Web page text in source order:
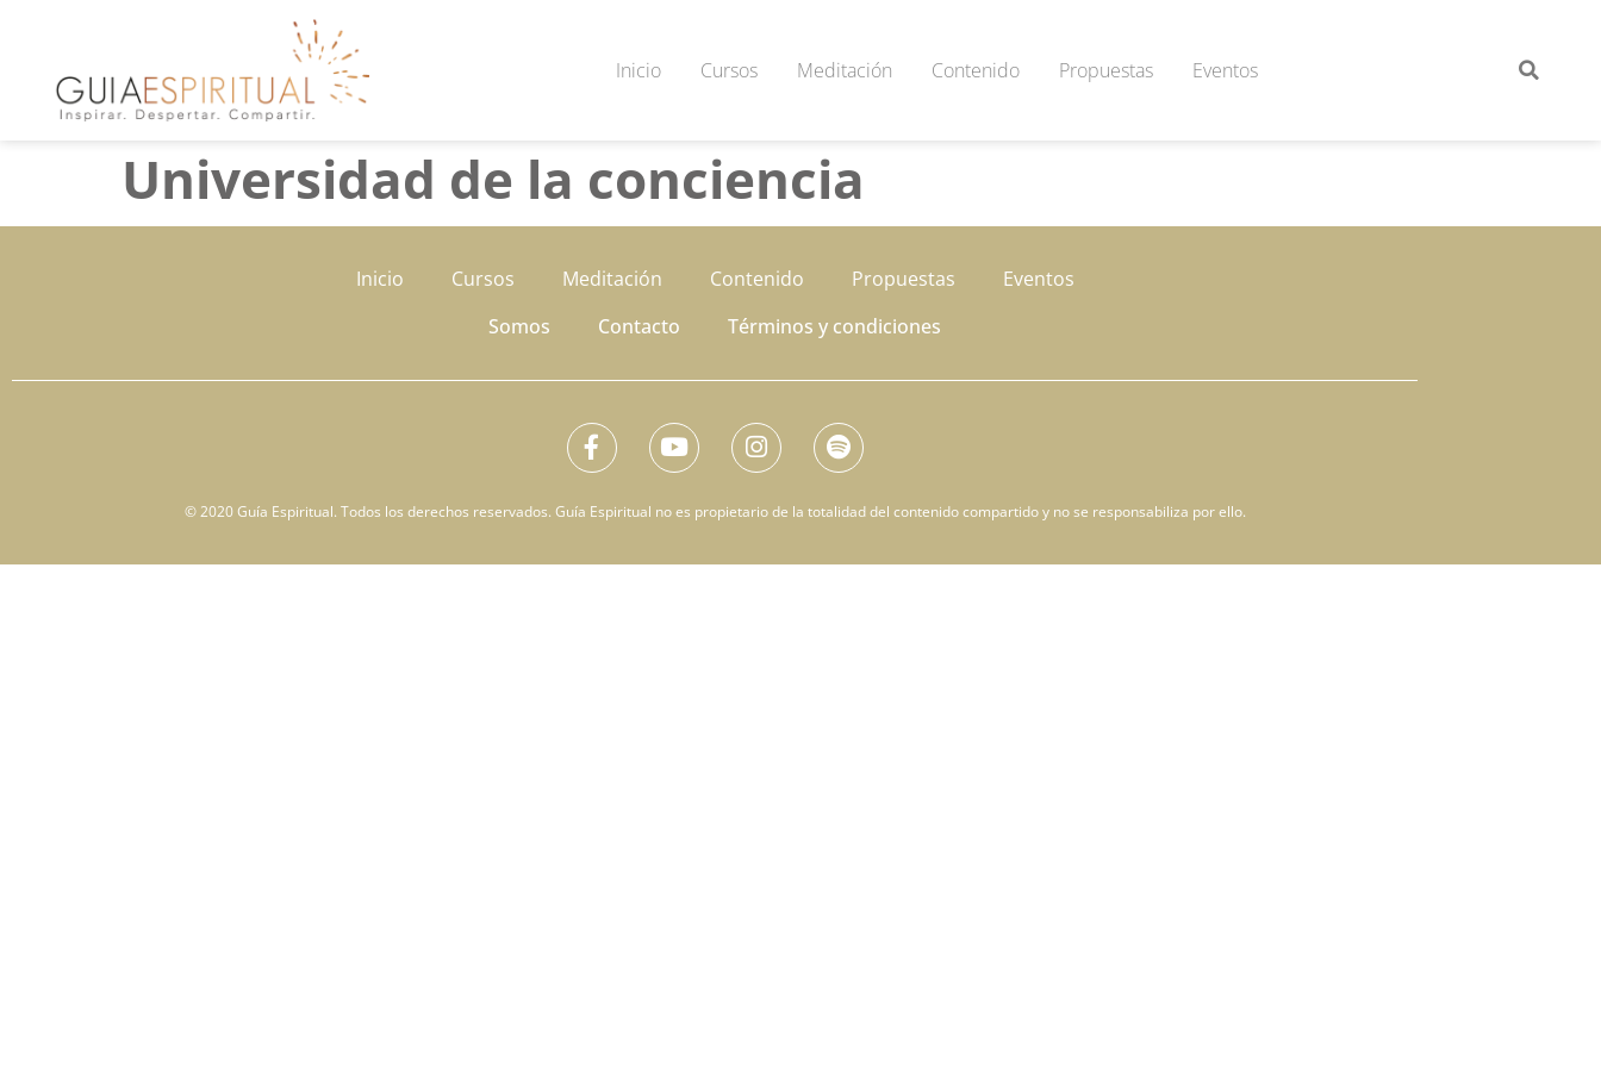
Inicio Cursos Meditación Contenido Propuestas Eventos
Universidad de la conciencia
Inicio Cursos Meditación Contenido Propuestas
Eventos
Somos
Contacto Términos y condiciones
© 2020 Guía Espiritual. Todos los derechos reservados. Guía Espiritual no es propietario de la totalidad del contenido compartido y no se responsabiliza por ello.